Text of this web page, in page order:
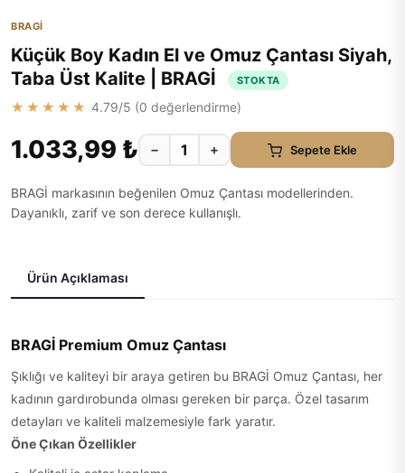
BRAGİ
Küçük Boy Kadın El ve Omuz Çantası Siyah,
Taba Üst Kalite | BRAGİ
STOKTA
★★★★★ 4.79/5 (0 değerlendirme)
1.033,99 ₺ − + Sepete Ekle
BRAGİ markasının beğenilen Omuz Çantası modellerinden.
Dayanıklı, zarif ve son derece kullanışlı.
Ürün Açıklaması
BRAGİ Premium Omuz Çantası
Şıklığı ve kaliteyi bir araya getiren bu BRAGİ Omuz Çantası, her
kadının gardırobunda olması gereken bir parça. Özel tasarım
detayları ve kaliteli malzemesiyle fark yaratır.
Öne Çıkan Özellikler